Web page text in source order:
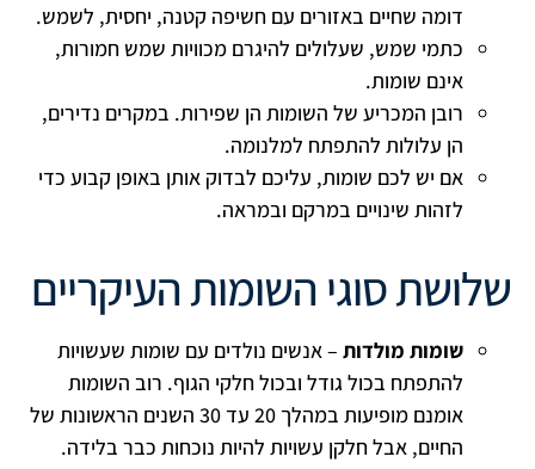
דומה שחיים באזורים עם חשיפה קטנה, יחסית, לשמש.
כתמי שמש, שעלולים להיגרם מכוויות שמש חמורות,
אינם שומות.
רובן המכריע של השומות הן שפירות. במקרים נדירים,
הן עלולות להתפתח למלנומה.
אם יש לכם שומות, עליכם לבדוק אותן באופן קבוע כדי
לזהות שינויים במרקם ובמראה.
שלושת סוגי השומות העיקריים
שומות מולדות – אנשים נולדים עם שומות שעשויות
להתפתח בכול גודל ובכול חלקי הגוף. רוב השומות
אומנם מופיעות במהלך 20 עד 30 השנים הראשונות של
החיים, אבל חלקן עשויות להיות נוכחות כבר בלידה.